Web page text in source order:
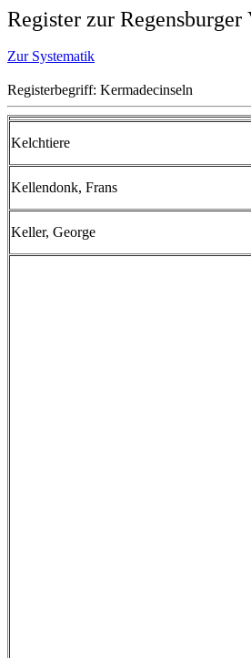
Register zur
Zur Systematik
Registerbegriff: Kermadecinseln
Kelchtiere
Kellendonk, Frans
Keller, George